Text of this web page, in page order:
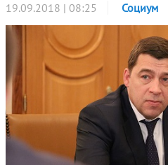
19.09.2018 | 08:25 Социум